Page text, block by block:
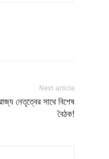
Next article
নেতৃত্বের সাথে বিশেষ
বৈঠক!